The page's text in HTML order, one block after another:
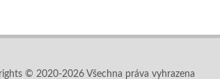
© 2020-2026 Všechna práva vyhrazena